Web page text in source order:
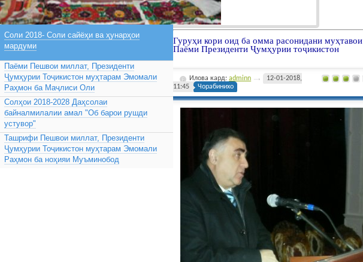
Соли 2018- Соли сайёҳи ва ҳунарҳои
мардуми
Паёми Пешвои миллат, Президенти
Ҷумҳурии Тоҷикистон муҳтарам Эмомали
Раҳмон ба Маҷлиси Оли
Солҳои 2018-2028 Даҳсолаи
байналмилалии амал "Об барои рушди
устувор"
Ташрифи Пешвои миллат, Президенти
Ҷумҳурии Тоҷикистон муҳтарам Эмомали
Раҳмон ба ноҳияи Муъминобод
Гуруҳи кори оид ба омма расонидани муҳтавои
Паёми Президенти Ҷумҳурии тоҷикистон
Илова кард:adminn
12-01-2018,
11:45
Чорабинихо